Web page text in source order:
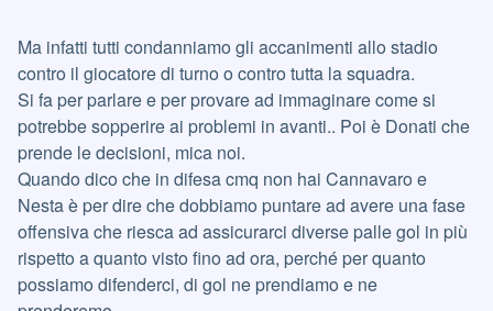
Ma infatti tutti condanniamo gli accanimenti allo stadio
contro il giocatore di turno o contro tutta la squadra.
Si fa per parlare e per provare ad immaginare come si
potrebbe sopperire ai problemi in avanti.. Poi è Donati che
prende le decisioni, mica noi.
Quando dico che in difesa cmq non hai Cannavaro e
Nesta è per dire che dobbiamo puntare ad avere una fase
offensiva che riesca ad assicurarci diverse palle gol in più
rispetto a quanto visto fino ad ora, perché per quanto
possiamo difenderci, di gol ne prendiamo e ne